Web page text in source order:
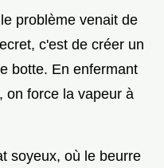
problème venait de
c'est de créer un
botte. En enfermant
on force la vapeur à
soyeux, où le beurre